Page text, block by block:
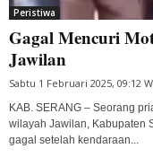
Peristiwa
Gagal Mencuri
Jawilan
Sabtu 1 Februari 2025, 09:12
KAB. SERANG – Seorang
wilayah Jawilan, Kabupaten
gagal setelah kendaraan...